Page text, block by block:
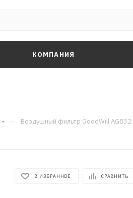
КОМПАНИЯ
— Воздушный фильтр GoodWill AG832
В ИЗБРАННОЕ СРАВНИТЬ